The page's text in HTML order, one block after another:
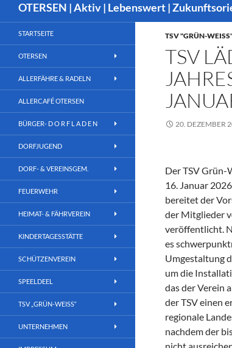
OTERSEN | Aktiv | Lebenswert |
TSV "GRÜN-WEISS"
TSV
20. DEZEMBER
Der TSV Grün-
16. Januar
bereitet der
der Mitglieder
veröffentlicht.
es
Umgestaltung
um die
das der Verein
der TSV einen
regionale
nachdem der
STARTSEITE
OTERSEN
ALLERFÄHRE & RADELN
ALLERCAFÉ OTERSEN
BÜRGER- D O R F L A D E N
DORFJUGEND
DORF- & VEREINSGEM.
FEUERWEHR
HEIMAT- & FÄHRVEREIN
KINDERTAGESSTÄTTE
SCHÜTZENVEREIN
SPEELDEEL
TSV „GRÜN-WEISS“
UNTERNEHMEN